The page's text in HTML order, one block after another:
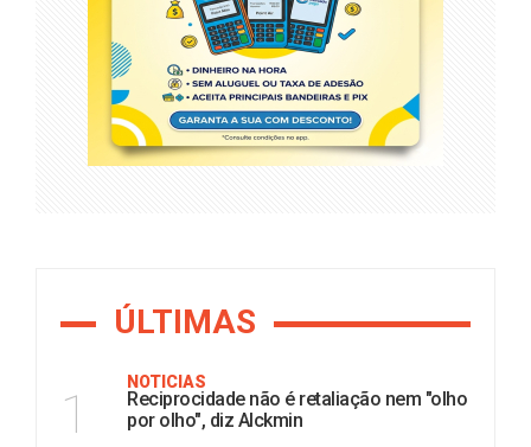
ÚLTIMAS
1
NOTÍCIAS
Reciprocidade não é retaliação nem "olho
por olho", diz Alckmin